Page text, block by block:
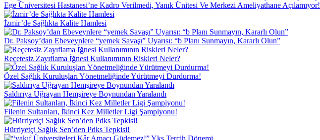
Ege Üniversitesi Hastanesi’ne Kadro Verilmedi, Yanık Ünitesi Ve Merkezi Ameliyathane Açılamıyor!
İ̇zmir’de Sağlıkta Kalite Hamlesi
Dr. Paksoy’dan Ebeveynlere “yemek Savaşı” Uyarısı: “b Planı Sunmayın, Kararlı Olun”
Reçetesiz Zayıflama İ̇ğnesi Kullanımının Riskleri Neler?
Özel Sağlık Kuruluşları Yönetmeliğinde Yürütmeyi Durdurma!
Saldırıya Uğrayan Hemşireye Boynundan Yaralandı
Filenin Sultanları, İ̇kinci Kez Milletler Ligi Şampiyonu!
Hürriyetçi Sağlık Sen’den Pdks Tepkisi!